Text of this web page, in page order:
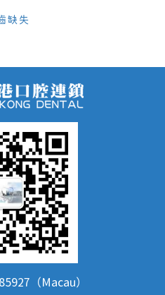
缺失
（Macau）